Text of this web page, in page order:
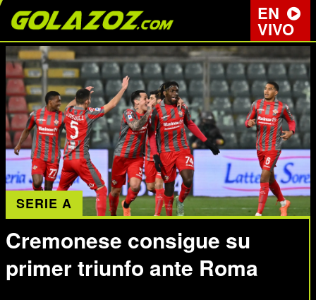
EN
VIVO
SERIE A
Cremonese consigue su
primer triunfo ante Roma